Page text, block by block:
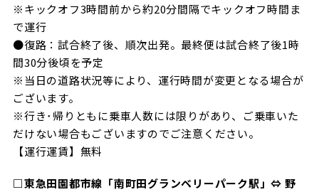
※キックオフ3時間前から約20分間隔でキックオフ時間ま
で運行
●復路：試合終了後、順次出発。最終便は試合終了後1時
間30分後頃を予定
※当日の道路状況等により、運行時間が変更となる場合が
ございます。
※行き･帰りともに乗車人数には限りがあり、ご乗車いた
だけない場合もございますのでご注意ください。
【運行運賃】無料
□東急田園都市線「南町田グランベリーパーク駅」⇔ 野